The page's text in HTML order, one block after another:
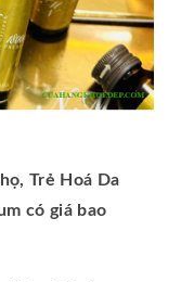
Trẻ Hoá Da
có giá bao